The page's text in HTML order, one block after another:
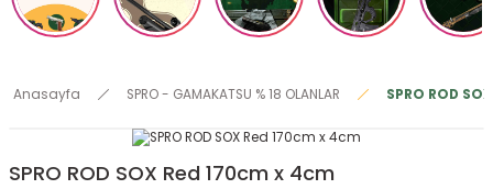
Anasayfa SPRO - GAMAKATSU % 18 OLANLAR SPRO ROD
SPRO ROD SOX Red 170cm x 4cm